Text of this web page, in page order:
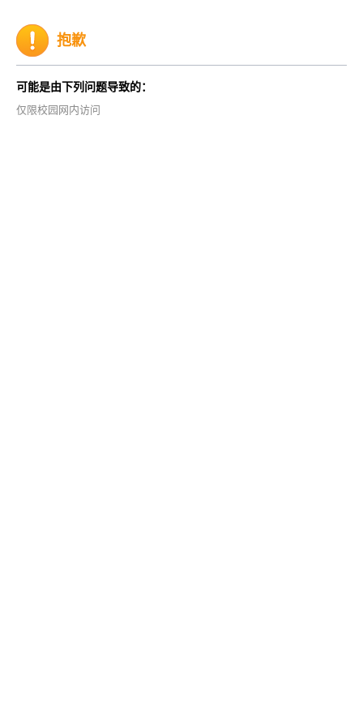
抱歉
可能是由下列问题导致的：
仅限校园网内访问